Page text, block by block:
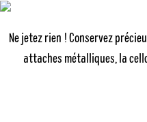
Ne jetez rien ! Conservez
attaches métalliques, la